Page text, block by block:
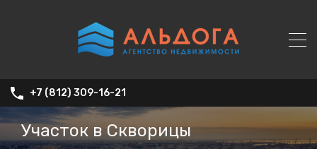
+7 (812) 309-16-21
Участок в Скворицы